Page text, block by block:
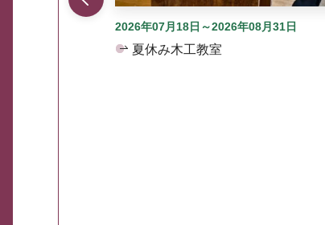
2026年07月18日～2026年08月31日
夏休み木工教室